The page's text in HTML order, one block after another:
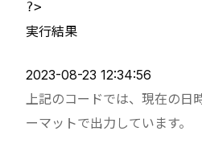
実行結果
2023-08-23 12:34:56
上記のコードでは、現在の日
ーマットで出力しています。